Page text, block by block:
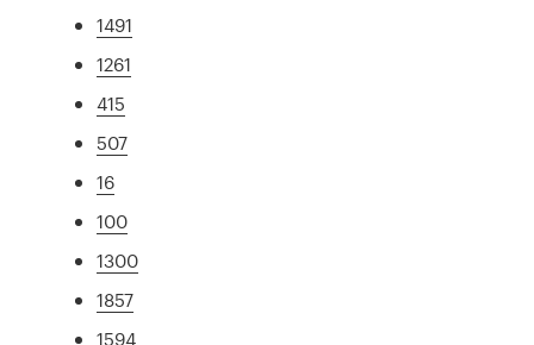
1491
1261
415
507
16
100
1300
1857
1594